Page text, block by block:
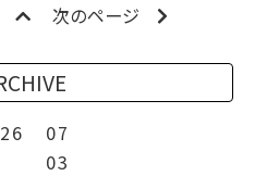
次のページ
07
03